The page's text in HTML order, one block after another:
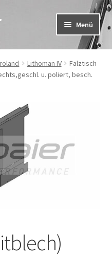
Menü
Lithoman IV
Falztisch
u. poliert, besch.